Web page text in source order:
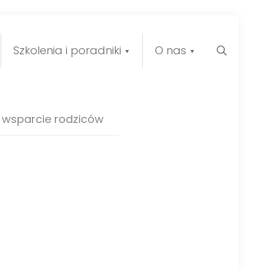
Szkolenia i poradniki O nas
wsparcie rodziców